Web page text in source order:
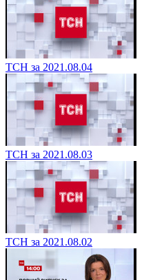
ТСН за 2021.08.04
ТСН за 2021.08.03
ТСН за 2021.08.02